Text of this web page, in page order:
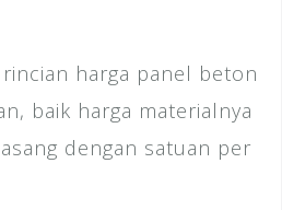
harga panel beton
baik harga materialnya
dengan satuan per